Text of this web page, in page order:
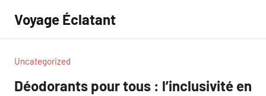
contenu
Voyage Éclatant
Uncategorized
Déodorants pour tous : l’inclusivité en